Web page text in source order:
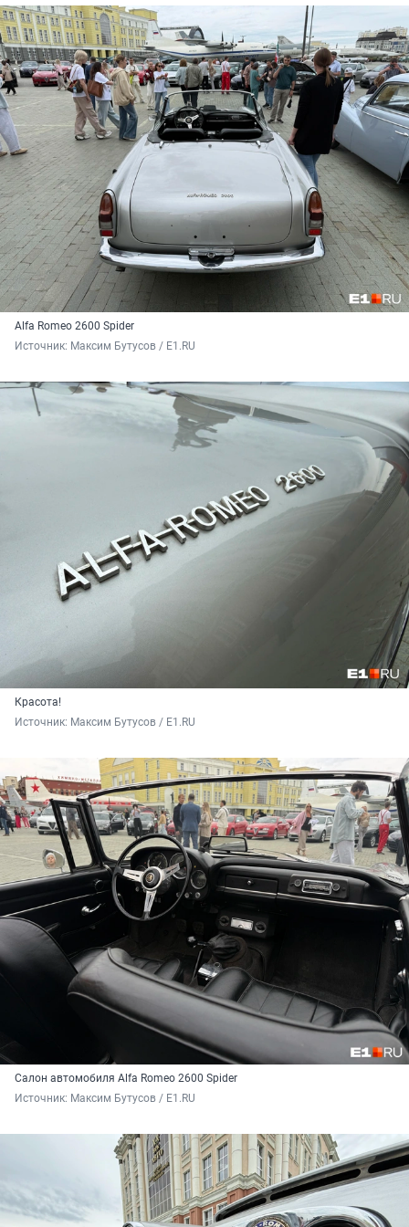
Alfa Romeo 2600 Spider
Источник: Максим Бутусов / E1.RU
Красота!
Источник: Максим Бутусов / E1.RU
Салон автомобиля Alfa Romeo 2600 Spider
Источник: Максим Бутусов / E1.RU